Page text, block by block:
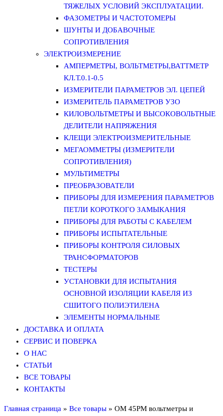
ТЯЖЕЛЫХ УСЛОВИЙ ЭКСПЛУАТАЦИИ.
ФАЗОМЕТРЫ И ЧАСТОТОМЕРЫ
ШУНТЫ И ДОБАВОЧНЫЕ
СОПРОТИВЛЕНИЯ
ЭЛЕКТРОИЗМЕРЕНИЕ
АМПЕРМЕТРЫ, ВОЛЬТМЕТРЫ,ВАТТМЕТР
КЛ.Т.0.1-0.5
ИЗМЕРИТЕЛИ ПАРАМЕТРОВ ЭЛ. ЦЕПЕЙ
ИЗМЕРИТЕЛЬ ПАРАМЕТРОВ УЗО
КИЛОВОЛЬТМЕТРЫ И ВЫСОКОВОЛЬТНЫЕ
ДЕЛИТЕЛИ НАПРЯЖЕНИЯ
КЛЕЩИ ЭЛЕКТРОИЗМЕРИТЕЛЬНЫЕ
МЕГАОММЕТРЫ (ИЗМЕРИТЕЛИ
СОПРОТИВЛЕНИЯ)
МУЛЬТИМЕТРЫ
ПРЕОБРАЗОВАТЕЛИ
ПРИБОРЫ ДЛЯ ИЗМЕРЕНИЯ ПАРАМЕТРОВ
ПЕТЛИ КОРОТКОГО ЗАМЫКАНИЯ
ПРИБОРЫ ДЛЯ РАБОТЫ С КАБЕЛЕМ
ПРИБОРЫ ИСПЫТАТЕЛЬНЫЕ
ПРИБОРЫ КОНТРОЛЯ СИЛОВЫХ
ТРАНСФОРМАТОРОВ
ТЕСТЕРЫ
УСТАНОВКИ ДЛЯ ИСПЫТАНИЯ
ОСНОВНОЙ ИЗОЛЯЦИИ КАБЕЛЯ ИЗ
СШИТОГО ПОЛИЭТИЛЕНА
ЭЛЕМЕНТЫ НОРМАЛЬНЫЕ
ДОСТАВКА И ОПЛАТА
СЕРВИС И ПОВЕРКА
О НАС
СТАТЬИ
ВСЕ ТОВАРЫ
КОНТАКТЫ
Главная страница » Все товары » OM 45PM вольтметры и